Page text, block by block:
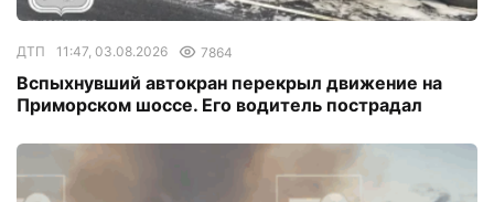
ДТП 11:47, 03.08.2026 7864
Вспыхнувший автокран перекрыл движение на
Приморском шоссе. Его водитель пострадал